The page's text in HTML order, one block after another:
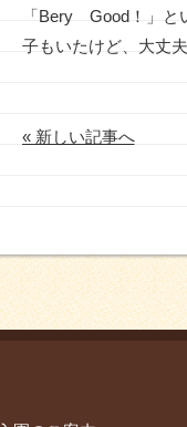
「Bery Good！」と
子もいたけど、大丈夫
« 新しい記事へ